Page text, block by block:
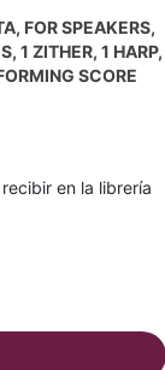
FOR SPEAKERS,
1 ZITHER, 1 HARP,
SCORE
en la librería